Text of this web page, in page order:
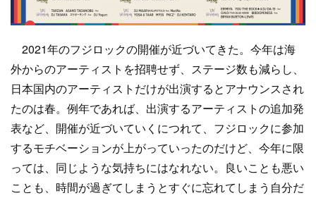
2021年のフジロックの開催が近づいてきた。今年は海
外からのアーティストを招聘せず、ステージ数も減らし、
日本国内のアーティストだけが出演するとアナウンスされ
たのは春。例年であれば、出演するアーティストの追加発
表など、開催が近づいていくにつれて、フジロックに参加
するモチベーションが上がっていったのだけど、今年に限
っては、同じような気持ちにはなれない。良いことも悪い
ことも、時間が過ぎてしまうとすぐに忘れてしまう自分だ